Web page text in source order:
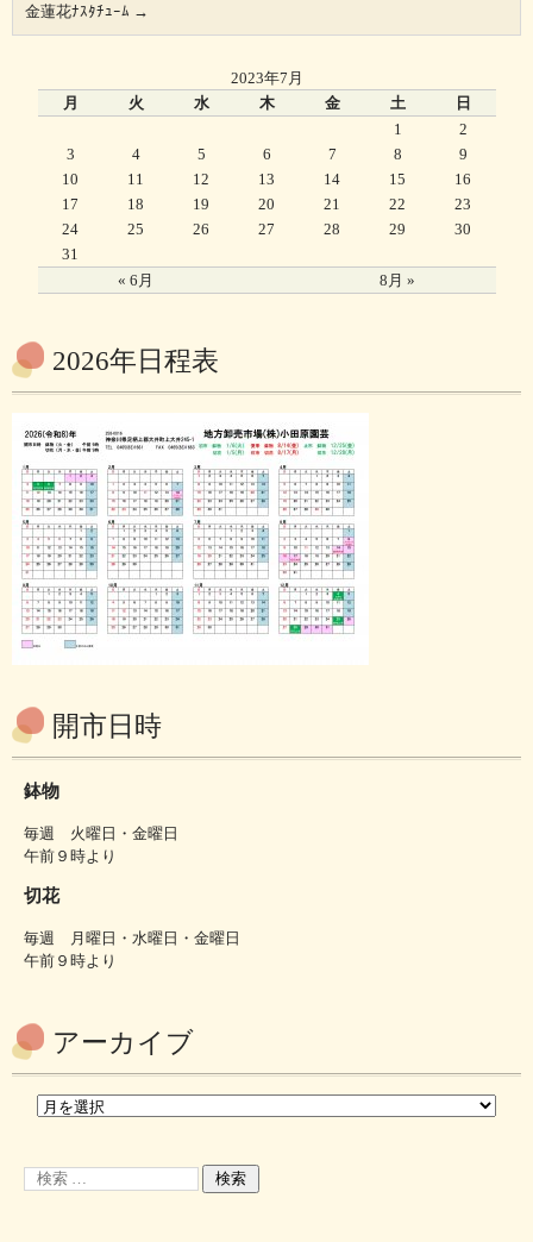
金蓮花ﾅｽﾀﾁｭｰﾑ →
2023年7月
月
火 水 木 金 土 日
« 6月 8月 »
1
2
3
4 5 6 7 8
9
10
11 12 13 14 15
16
17
18 19 20 21 22
23
24
25 26 27 28 29
30
31
2026年日程表
開市日時
鉢物
毎週 火曜日・金曜日
午前９時より
切花
毎週 月曜日・水曜日・金曜日
午前９時より
アーカイブ